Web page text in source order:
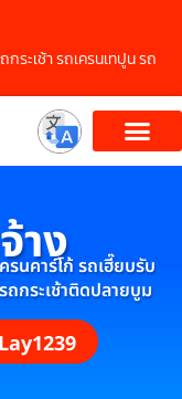
ระเช้า รถเครนเทปูน รถ
าง
รนคาร์โก้ รถเฮี๊ยบรับ
ถกระเช้าติดปลายบูม